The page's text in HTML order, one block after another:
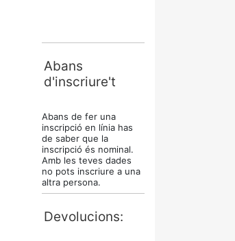
Abans
d'inscriure't
Abans de fer una
inscripció en línia has
de saber que la
inscripció és nominal.
Amb les teves dades
no pots inscriure a una
altra persona.
Devolucions: